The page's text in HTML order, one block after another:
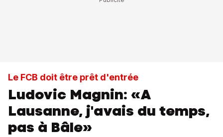
Le FCB doit être prêt d'entrée
Ludovic Magnin: «A
Lausanne, j'avais du temps,
pas à Bâle»